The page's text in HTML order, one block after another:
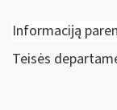
Informaciją
Teisės